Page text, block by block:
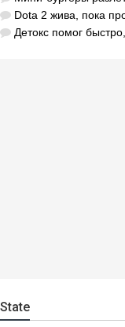
Dota 2 жива, пока
Детокс помог быстро,
State